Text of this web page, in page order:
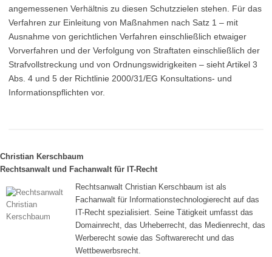
angemessenen Verhältnis zu diesen Schutzzielen stehen. Für das
Verfahren zur Einleitung von Maßnahmen nach Satz 1 – mit
Ausnahme von gerichtlichen Verfahren einschließlich etwaiger
Vorverfahren und der Verfolgung von Straftaten einschließlich der
Strafvollstreckung und von Ordnungswidrigkeiten – sieht Artikel 3
Abs. 4 und 5 der Richtlinie 2000/31/EG Konsultations- und
Informationspflichten vor.
Christian Kerschbaum
Rechtsanwalt und Fachanwalt für IT-Recht
Rechtsanwalt Christian Kerschbaum ist als
Fachanwalt für Informationstechnologierecht auf das
IT-Recht spezialisiert. Seine Tätigkeit umfasst das
Domainrecht, das Urheberrecht, das Medienrecht, das
Werberecht sowie das Softwarerecht und das
Wettbewerbsrecht.